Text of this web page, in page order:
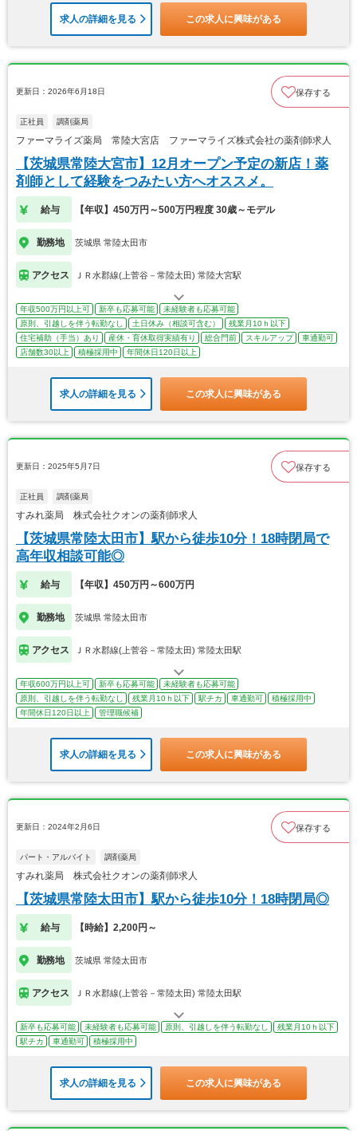
求人の詳細を見る この求人に興味がある
更新日：2026年6月18日 保存する
正社員 調剤薬局
ファーマライズ薬局 常陸大宮店 ファーマライズ株式会社の薬剤師求人
【茨城県常陸大宮市】12月オープン予定の新店！薬
剤師として経験をつみたい方へオススメ。
給与 【年収】450万円～500万円程度 30歳～モデル
勤務地 茨城県 常陸太田市
アクセス ＪＲ水郡線(上菅谷－常陸太田) 常陸大宮駅
年収500万円以上可 新卒も応募可能
未経験者も応募可能
原則、引越しを伴う転勤なし
土日休み（相談可含む）
残業月10ｈ以下
住宅補助（手当）あり
産休・育休取得実績有り 総合門前 スキルアップ
車通勤可
店舗数30以上
積極採用中 年間休日120日以上
求人の詳細を見る この求人に興味がある
更新日：2025年5月7日 保存する
正社員 調剤薬局
すみれ薬局 株式会社クオンの薬剤師求人
【茨城県常陸太田市】駅から徒歩10分！18時閉局で
高年収相談可能◎
給与 【年収】450万円～600万円
勤務地 茨城県 常陸太田市
アクセス ＪＲ水郡線(上菅谷－常陸太田) 常陸太田駅
年収600万円以上可 新卒も応募可能
未経験者も応募可能
原則、引越しを伴う転勤なし
残業月10ｈ以下 駅チカ 車通勤可
積極採用中
年間休日120日以上
管理職候補
求人の詳細を見る この求人に興味がある
更新日：2024年2月6日 保存する
パート・アルバイト 調剤薬局
すみれ薬局 株式会社クオンの薬剤師求人
【茨城県常陸太田市】駅から徒歩10分！18時閉局◎
給与 【時給】2,200円～
勤務地 茨城県 常陸太田市
アクセス ＪＲ水郡線(上菅谷－常陸太田) 常陸太田駅
新卒も応募可能 未経験者も応募可能 原則、引越しを伴う転勤なし
残業月10ｈ以下
駅チカ
車通勤可 積極採用中
求人の詳細を見る この求人に興味がある